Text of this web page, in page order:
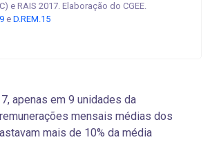
e RAIS 2017. Elaboração do CGEE.
e D.REM.15
apenas em 9 unidades da
mensais médias dos
mais de 10% da média